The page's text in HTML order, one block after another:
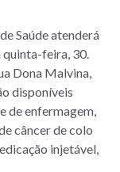
Saúde atenderá
feira, 30.
Dona Malvina,
disponíveis
de enfermagem,
câncer de colo
injetável,